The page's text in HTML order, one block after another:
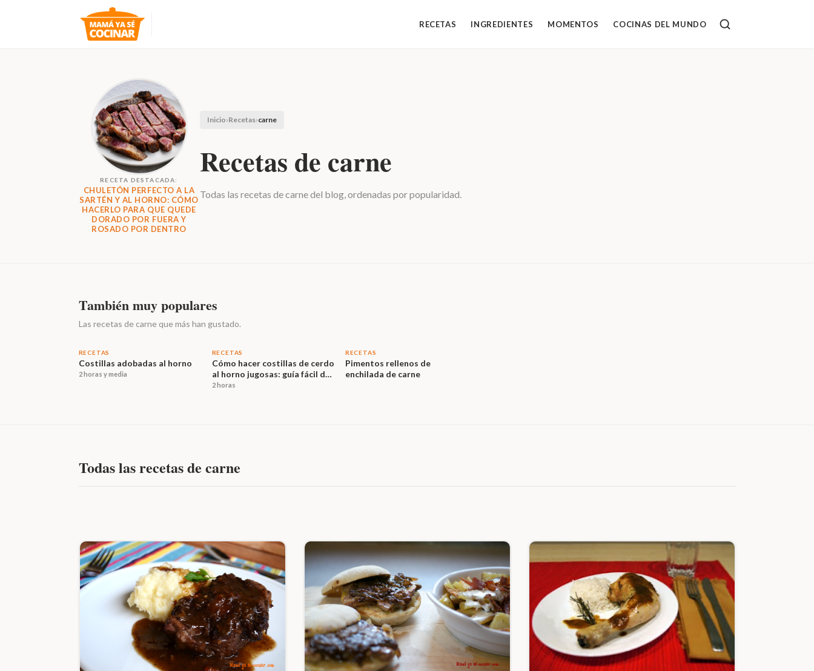
RECETAS INGREDIENTES MOMENTOS COCINAS DEL MUNDO
RECETA DESTACADA:
CHULETÓN PERFECTO A LA
SARTÉN Y AL HORNO: CÓMO
HACERLO PARA QUE QUEDE
DORADO POR FUERA Y
ROSADO POR DENTRO
Inicio›Recetas›carne
Recetas de carne
Todas las recetas de carne del blog, ordenadas por popularidad.
También muy populares
Las recetas de carne que más han gustado.
RECETAS
Costillas adobadas al horno
2 horas y media
RECETAS
Cómo hacer costillas de cerdo
al horno jugosas: guía fácil de
adobo, marinado, tiempo y
2 horas
RECETAS
Pimentos rellenos de
enchilada de carne
Todas las recetas de carne